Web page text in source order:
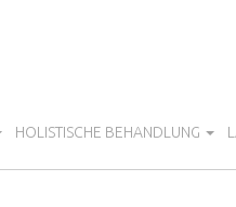
HOLISTISCHE BEHANDLUNG